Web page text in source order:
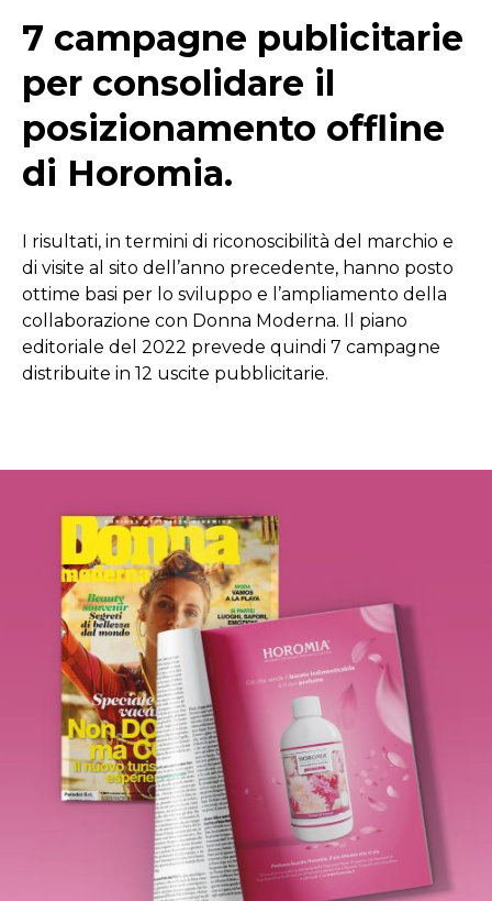
7 campagne publicitarie
per consolidare il
posizionamento offline
di Horomia.
I risultati, in termini di riconoscibilità del marchio e
di visite al sito dell’anno precedente, hanno posto
ottime basi per lo sviluppo e l’ampliamento della
collaborazione con Donna Moderna. Il piano
editoriale del 2022 prevede quindi 7 campagne
distribuite in 12 uscite pubblicitarie.